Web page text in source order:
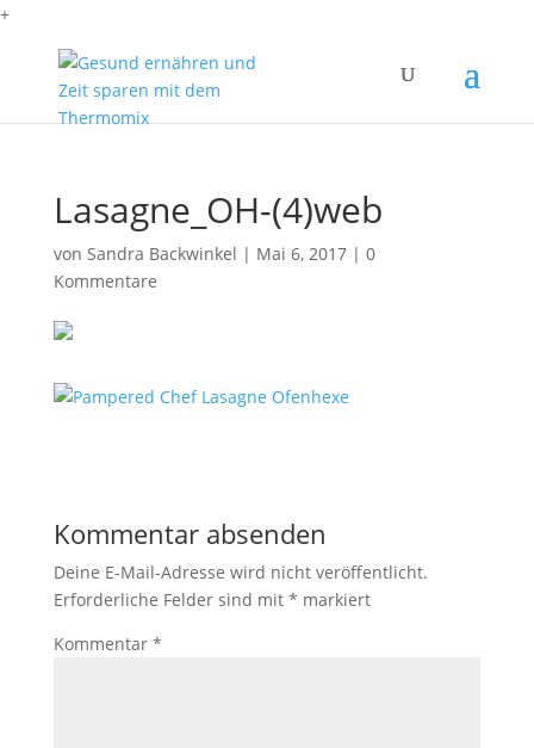
+
Lasagne_OH-(4)web
von Sandra Backwinkel | Mai 6, 2017| 0
Kommentare
Kommentar absenden
Deine E-Mail-Adresse wird nicht veröffentlicht.
Erforderliche Felder sind mit * markiert
Kommentar *